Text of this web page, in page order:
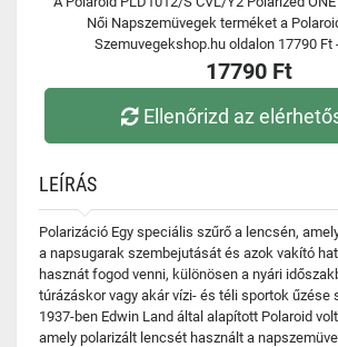
Női Napszemüvegek terméket a
Szemuvegekshop.hu oldalon 17790 Ft
17790 Ft
Ellenőrizd az
LEÍRÁS
Polarizáció Egy speciális szűrő a lencsén,
a napsugarak szembejutását és azok vakító
hasznát fogod venni, különösen a nyári
túrázáskor vagy akár vízi- és téli sportok űzése
1937-ben Edwin Land által alapított Polaroid
amely polarizált lencsét használt a